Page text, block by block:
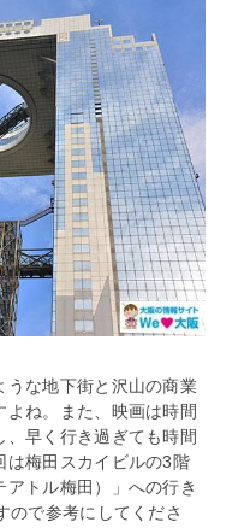
うな地下街と沢山の商業
ね。また、映画は時間
、早く行き過ぎても時間
は梅田スカイビルの3階
トル梅田）」への行き
ので参考にしてくださ